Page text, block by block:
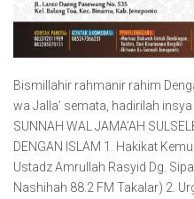
Bismillahir rahmanir rahim
wa Jalla’ semata, hadirilah
SUNNAH WAL JAMA’AH
DENGAN ISLAM 1. Hakikat
Ustadz Amrullah Rasyid Dg.
Nashihah 88.2 FM Takalar) 2.